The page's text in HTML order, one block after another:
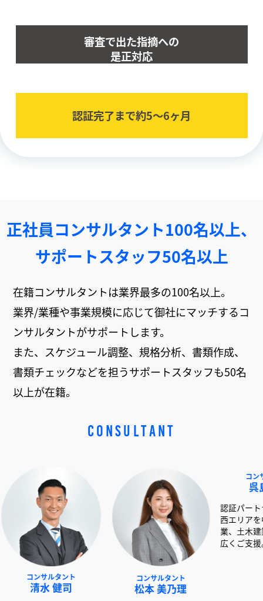
審査で出た指摘への
是正対応
認証完了まで約5〜6ヶ⽉
正社員コンサルタント100名以上、
サポートスタッフ50名以上
在籍コンサルタントは業界最多の100名以上。
業界/業種や事業規模に応じて御社にマッチするコ
ンサルタントがサポートします。
また、スケジュール調整、規格分析、書類作成、
書類チェックなどを担うサポートスタッフも50名
以上が在籍。
CONSULTANT
サルタント
水 健司
コンサルタント
松本 美乃理